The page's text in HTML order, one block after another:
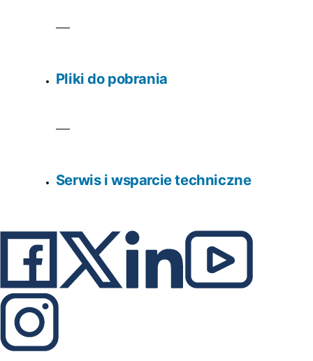
Pliki do pobrania
Serwis i wsparcie techniczne